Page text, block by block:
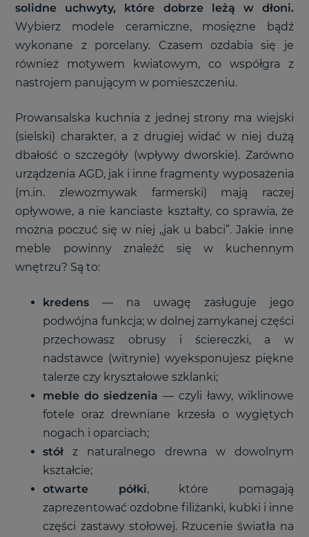
solidne uchwyty, które dobrze leżą w dłoni.
Wybierz modele ceramiczne, mosiężne bądź
wykonane z porcelany. Czasem ozdabia się je
również motywem kwiatowym, co współgra z
nastrojem panującym w pomieszczeniu.
Prowansalska kuchnia z jednej strony ma wiejski
(sielski) charakter, a z drugiej widać w niej dużą
dbałość o szczegóły (wpływy dworskie). Zarówno
urządzenia AGD, jak i inne fragmenty wyposażenia
(m.in. zlewozmywak farmerski) mają raczej
opływowe, a nie kanciaste kształty, co sprawia, że
można poczuć się w niej „jak u babci”. Jakie inne
meble powinny znaleźć się w kuchennym
wnętrzu? Są to:
kredens — na uwagę zasługuje jego
podwójna funkcja; w dolnej zamykanej części
przechowasz obrusy i ściereczki, a w
nadstawce (witrynie) wyeksponujesz piękne
talerze czy kryształowe szklanki;
meble do siedzenia — czyli ławy, wiklinowe
fotele oraz drewniane krzesła o wygiętych
nogach i oparciach;
stół z naturalnego drewna w dowolnym
kształcie;
otwarte półki, które pomagają
zaprezentować ozdobne filiżanki, kubki i inne
części zastawy stołowej. Rzucenie światła na